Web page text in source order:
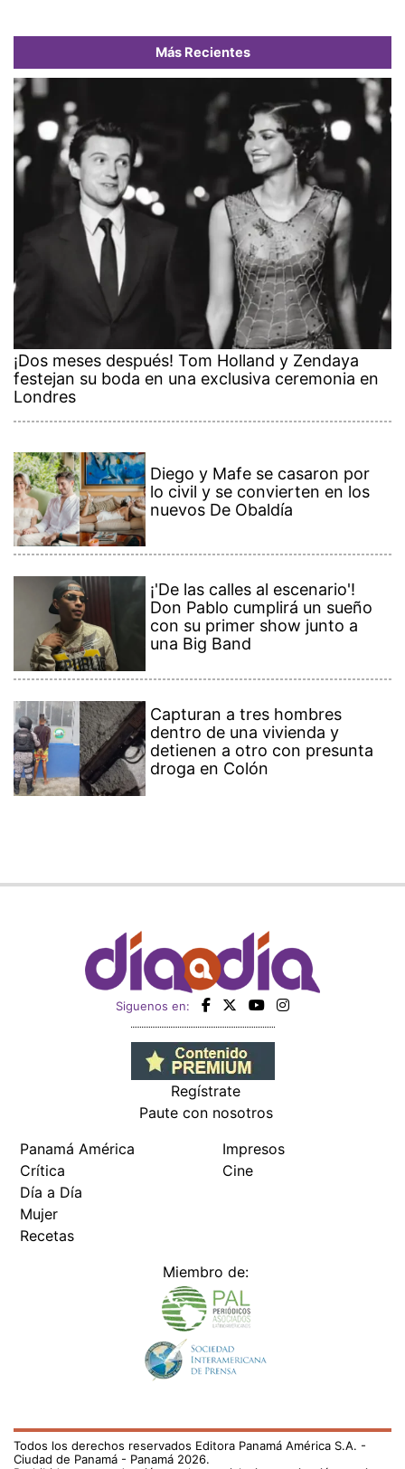
Más Recientes
¡Dos meses después! Tom Holland y Zendaya
festejan su boda en una exclusiva ceremonia en
Londres
Diego y Mafe se casaron por
lo civil y se convierten en los
nuevos De Obaldía
¡'De las calles al escenario'!
Don Pablo cumplirá un sueño
con su primer show junto a
una Big Band
Capturan a tres hombres
dentro de una vivienda y
detienen a otro con presunta
droga en Colón
Siguenos en:
Regístrate
Paute con nosotros
Panamá América
Crítica
Día a Día
Mujer
Recetas
Impresos
Cine
Miembro de:
Todos los derechos reservados Editora Panamá América S.A. -
Ciudad de Panamá - Panamá 2026.